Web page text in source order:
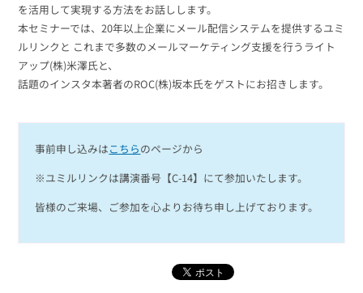
を活用して実現する方法をお話しします。
本セミナーでは、20年以上企業にメール配信システムを提供するユミ
ルリンクと これまで多数のメールマーケティング支援を行うライト
アップ(株)米澤氏と、
話題のインスタ本著者のROC(株)坂本氏をゲストにお招きします。
事前申し込みはこちらのページから
※ユミルリンクは講演番号【C-14】にて参加いたします。
皆様のご来場、ご参加を心よりお待ち申し上げております。